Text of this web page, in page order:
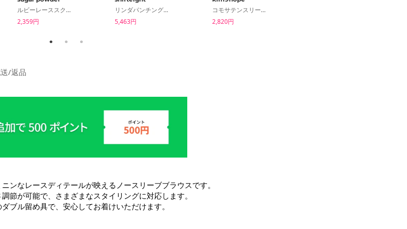
ルビーレーススクエアリブナシスリーブレス 7color
2,359円
リンダパンチング半袖ナシブラウスTシャツ2color
5,463円
コモサテンスリーブレスブラウス
2,820円
/返品
ンなレースディテールが映えるノースリーブブラウスです。
節が可能で、さまざまなスタイリングに対応します。
ブル留め具で、安心してお着けいただけます。